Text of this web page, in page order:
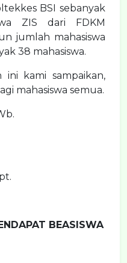
BSI sebanyak
ZIS dari FDKM
jumlah mahasiswa
38 mahasiswa.
ini kami sampaikan,
mahasiswa semua.
BEASISWA